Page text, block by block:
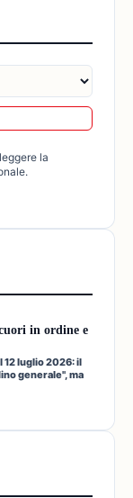
la
in ordine e
12 luglio 2026: il
generale", ma